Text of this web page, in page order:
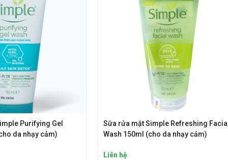
Purifying Gel
da nhạy cảm)
Sữa rửa mặt Simple Refreshing
Wash 150ml (cho da nhạy cảm)
Liên hệ